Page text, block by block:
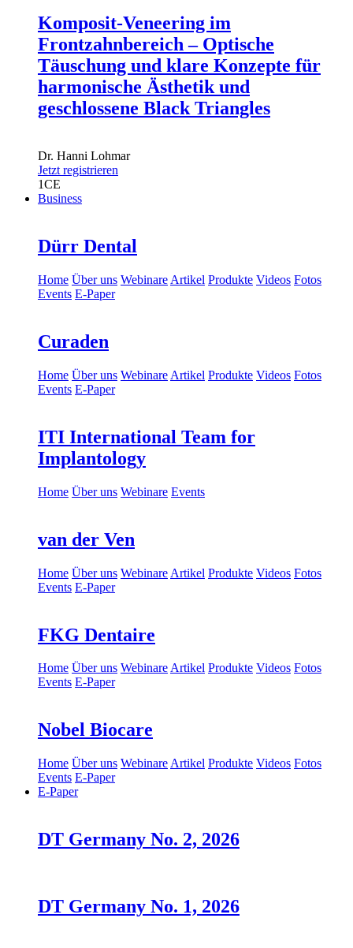
Komposit-Veneering im
Frontzahnbereich – Optische
Täuschung und klare Konzepte für
harmonische Ästhetik und
geschlossene Black Triangles
Dr. Hanni Lohmar
Jetzt registrieren
1CE
Business
Dürr Dental
Home Über uns Webinare Artikel Produkte Videos Fotos
Events E-Paper
Curaden
Home Über uns Webinare Artikel Produkte Videos Fotos
Events E-Paper
ITI International Team for
Implantology
Home Über uns Webinare Events
van der Ven
Home Über uns Webinare Artikel Produkte Videos Fotos
Events E-Paper
FKG Dentaire
Home Über uns WebinareArtikel Produkte Videos Fotos
Events E-Paper
Nobel Biocare
Home Über uns Webinare Artikel Produkte Videos Fotos
Events E-Paper
E-Paper
DT Germany No. 2, 2026
DT Germany No. 1, 2026